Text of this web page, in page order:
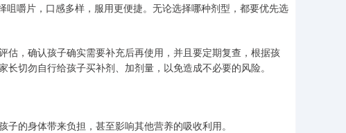
嚼片，口感多样，服用更便捷。无论选择哪种剂型，都要优先选
，确认孩子确实需要补充后再使用，并且要定期复查，根据孩
切勿自行给孩子买补剂、加剂量，以免造成不必要的风险。
的身体带来负担，甚至影响其他营养的吸收利用。